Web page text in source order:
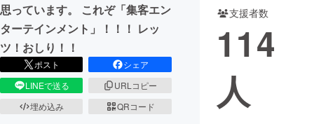
思っています。 これぞ「集客エン
ターテインメント」！！！ レッ
ツ！おしり！！
ポスト
シェア
LINEで送る
URLコピー
埋め込み
QRコード
支援者数
114
人